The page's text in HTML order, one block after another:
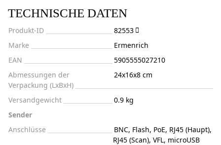
TECHNISCHE DATEN
Produkt-ID
82553
Marke
Ermenrich
EAN
5905555027210
Abmessungen der
Verpackung (LxBxH)
24x16x8 cm
Versandgewicht
0.9 kg
Sender
Anschlüsse
BNC, Flash, PoE, RJ45 (Haupt),
RJ45 (Scan), VFL, microUSB